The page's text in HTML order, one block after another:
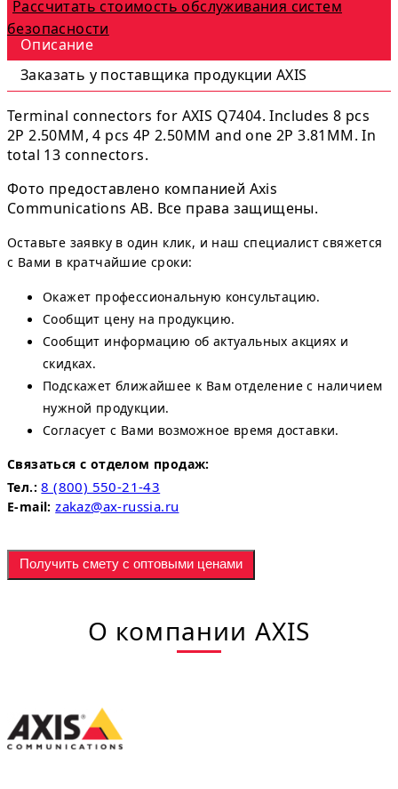
Рассчитать стоимость обслуживания систем
безопасности
Описание
Заказать у поставщика продукции AXIS
Terminal connectors for AXIS Q7404. Includes 8 pcs
2P 2.50MM, 4 pcs 4P 2.50MM and one 2P 3.81MM. In
total 13 connectors.
Фото предоставлено компанией Axis
Communications AB. Все права защищены.
Оставьте заявку в один клик, и наш специалист свяжется
с Вами в кратчайшие сроки:
Окажет профессиональную консультацию.
Сообщит цену на продукцию.
Сообщит информацию об актуальных акциях и
скидках.
Подскажет ближайшее к Вам отделение с наличием
нужной продукции.
Согласует с Вами возможное время доставки.
Связаться с отделом продаж:
Тел.: 8 (800) 550-21-43
E-mail: zakaz@ax-russia.ru
Получить смету с оптовыми ценами
О компании AXIS